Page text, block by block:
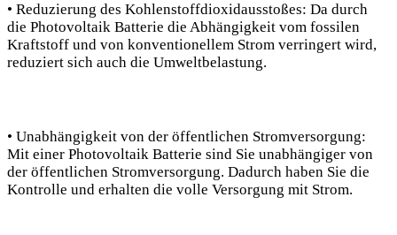
• Reduzierung des Kohlenstoffdioxidausstoßes: Da durch
die Photovoltaik Batterie die Abhängigkeit vom fossilen
Kraftstoff und von konventionellem Strom verringert wird,
reduziert sich auch die Umweltbelastung.
• Unabhängigkeit von der öffentlichen Stromversorgung:
Mit einer Photovoltaik Batterie sind Sie unabhängiger von
der öffentlichen Stromversorgung. Dadurch haben Sie die
Kontrolle und erhalten die volle Versorgung mit Strom.